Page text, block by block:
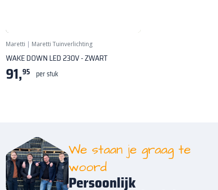
Maretti | Maretti Tuinverlichting
WAKE DOWN LED 230V - ZWART
91,95 per stuk
We staan je graag te
woord
Persoonlijk